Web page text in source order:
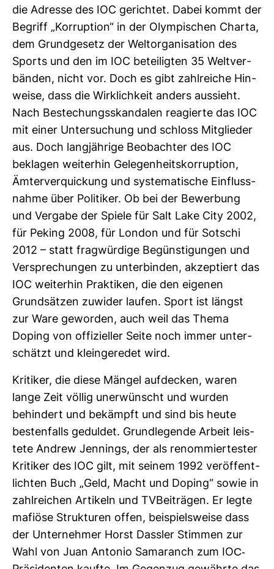
die Adresse des IOC gerichtet. Dabei kommt der
Begriff „Kor­rup­tion“ in der Olym­pi­schen Charta,
dem Grund­ge­setz der Welt­or­ga­ni­sa­tion des
Sports und den im IOC betei­ligten 35 Welt­ver­
bänden, nicht vor. Doch es gibt zahl­reiche Hin­
weise, dass die Wirk­lich­keit anders aus­sieht.
Nach Bestechungs­skan­dalen reagierte das IOC
mit einer Unter­su­chung und schloss Mit­glieder
aus. Doch lang­jäh­rige Beob­achter des IOC
beklagen wei­terhin Gele­gen­heits­kor­rup­tion,
Ämter­ver­qui­ckung und sys­te­ma­ti­sche Ein­fluss­
nahme über Poli­tiker. Ob bei der Bewer­bung
und Ver­gabe der Spiele für Salt Lake City 2002,
für Peking 2008, für London und für Sot­schi
2012 – statt frag­wür­dige Begüns­ti­gungen und
Ver­spre­chungen zu unter­binden, akzep­tiert das
IOC wei­terhin Prak­tiken, die den eigenen
Grund­sätzen zuwider laufen. Sport ist längst
zur Ware geworden, auch weil das Thema
Doping von offi­zi­eller Seite noch immer unter­
schätzt und klein­ge­redet wird.
Kri­tiker, die diese Mängel auf­de­cken, waren
lange Zeit völlig uner­wünscht und wurden
behin­dert und bekämpft und sind bis heute
bes­ten­falls geduldet. Grund­le­gende Arbeit leis­
tete Andrew Jen­nings, der als renom­mier­tester
Kri­tiker des IOC gilt, mit seinem 1992 ver­öf­fent­
lichten Buch „Geld, Macht und Doping“ sowie in
zahl­rei­chen Arti­keln und TVBei­trägen. Er legte
mafiöse Struk­turen offen, bei­spiels­weise dass
der Unter­nehmer Horst Dassler Stimmen zur
Wahl von Juan Antonio Sama­ranch zum IOC-​